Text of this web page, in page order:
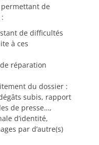
de
de difficultés
à ces
réparation
du dossier :
subis, rapport
de presse…,
d’identité,
par d’autre(s)